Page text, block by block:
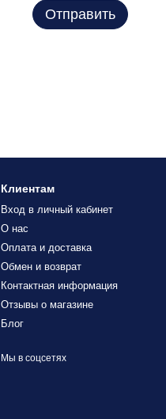
Отправить
Клиентам
Вход в личный кабинет
О нас
Оплата и доставка
Обмен и возврат
Контактная информация
Отзывы о магазине
Блог
Мы в соцсетях